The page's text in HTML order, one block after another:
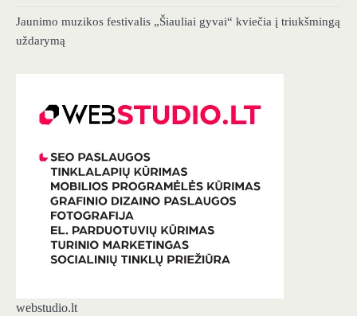
Jaunimo muzikos festivalis „Šiauliai gyvai“ kviečia į triukšmingą
uždarymą
webstudio.lt